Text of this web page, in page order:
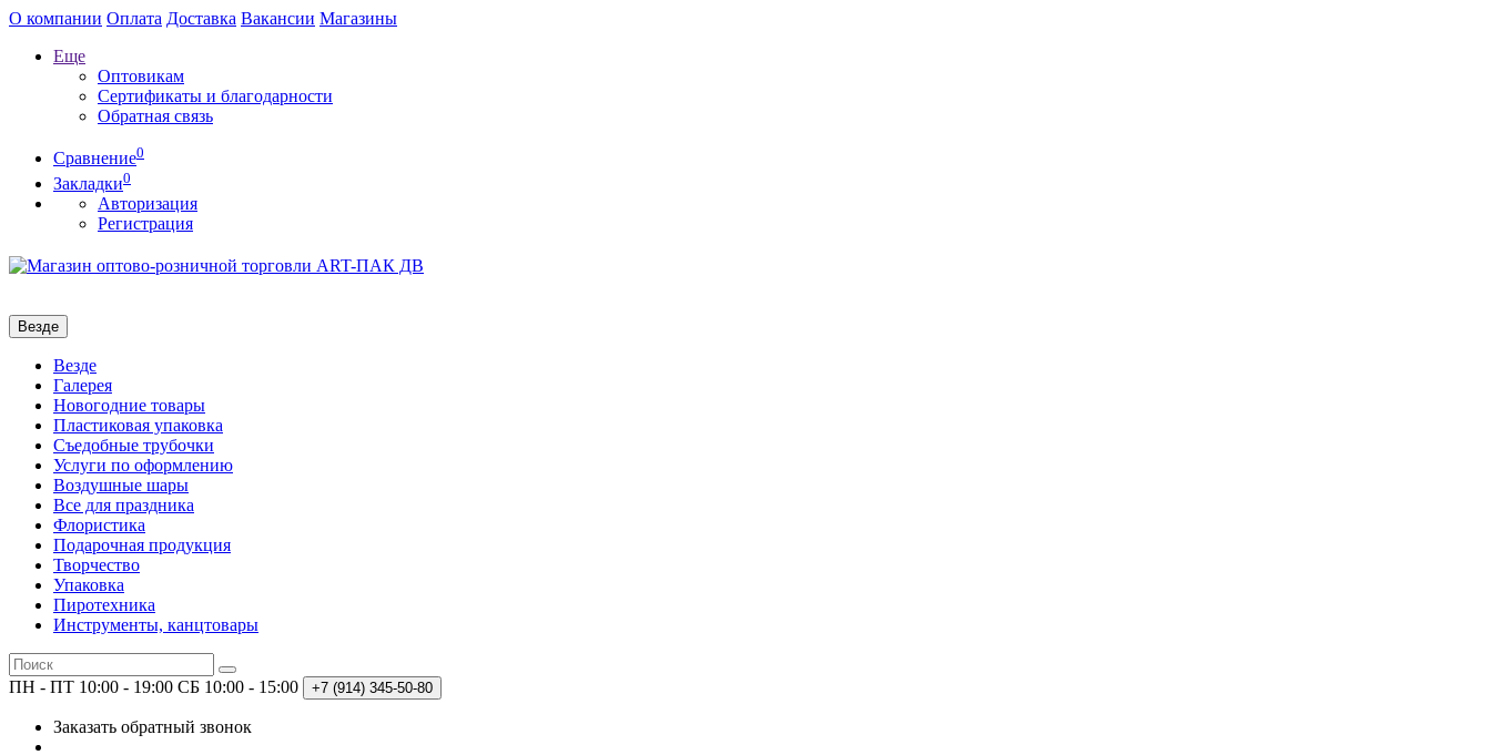
О компании Оплата Доставка Вакансии Магазины
Еще
Оптовикам
Сертификаты и благодарности
Обратная связь
Сравнение0
Закладки0
Авторизация
Регистрация
Везде
Везде
Галерея
Новогодние товары
Пластиковая упаковка
Съедобные трубочки
Услуги по оформлению
Воздушные шары
Все для праздника
Флористика
Подарочная продукция
Творчество
Упаковка
Пиротехника
Инструменты, канцтовары
ПН - ПТ 10:00 - 19:00 СБ 10:00 - 15:00 +7 (914) 345-50-80
Заказать обратный звонок